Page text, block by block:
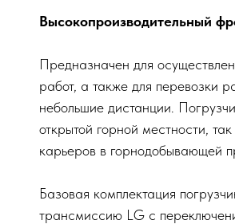
Высокопроизводительный
Предназначен для
работ, а также для перевозки
небольшие дистанции.
открытой горной местности,
карьеров в горнодобывающей
Базовая комплектация
трансмиссию LG с